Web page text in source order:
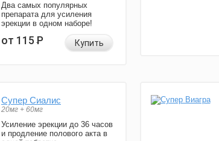
Два самых популярных
препарата для усиления
эрекции в одном наборе!
от 115Р Купить
Супер Сиалис
20мг + 60мг
Усиление эрекции до 36 часов
и продление полового акта в